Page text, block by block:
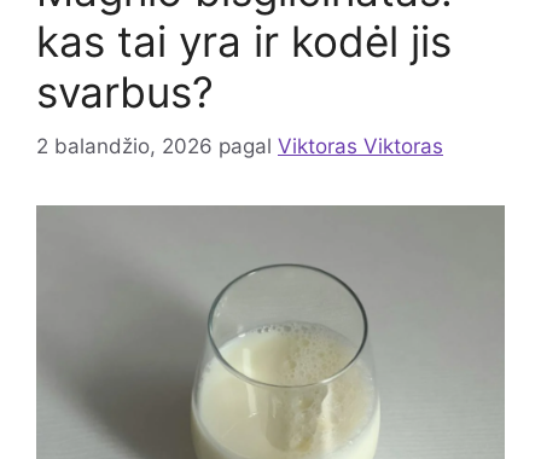
kas tai yra ir kodėl jis
svarbus?
2 balandžio, 2026 pagal Viktoras Viktoras